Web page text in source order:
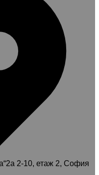
2-10, етаж 2, София